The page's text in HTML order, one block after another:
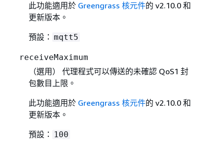
此功能適用於 Greengrass 核元件的 v2.10.0 和
更新版本。
預設： mqtt5
receiveMaximum
（選用） 代理程式可以傳送的未確認 QoS1 封
包數目上限。
此功能適用於 Greengrass 核元件的 v2.10.0 和
更新版本。
預設：
100